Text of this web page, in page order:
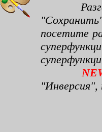
посетите